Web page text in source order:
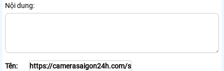
Nội dung:
Tên: